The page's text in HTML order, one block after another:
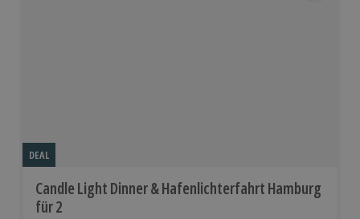
DEAL
Candle Light Dinner & Hafenlichterfahrt Hamburg
für 2